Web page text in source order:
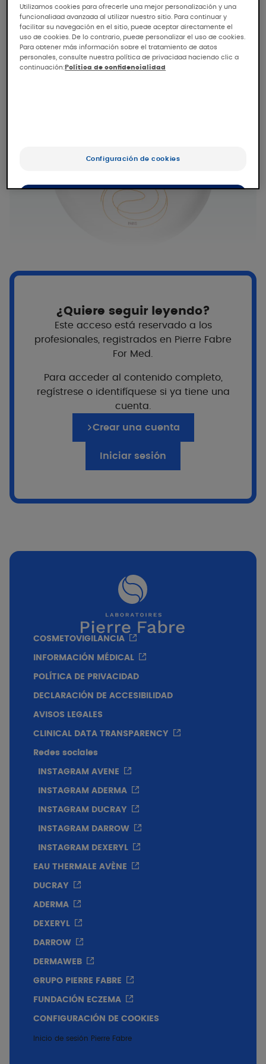
¿Para quién?
PVP Recomendado
Textura
Crema compacta.
¿Quiere seguir leyendo?
Este acceso está reservado a los
profesionales, registrados en Pierre Fabre
For Med.
Para acceder al contenido completo,
regístrese o identifíquese si ya tiene una
cuenta.
Crear una cuenta
Iniciar sesión
COSMETOVIGILANCIA
INFORMACIÓN MÉDICAL
POLÍTICA DE PRIVACIDAD
DECLARACIÓN DE ACCESIBILIDAD
AVISOS LEGALES
CLINICAL DATA TRANSPARENCY
Redes sociales
INSTAGRAM AVENE
INSTAGRAM ADERMA
INSTAGRAM DUCRAY
INSTAGRAM DARROW
INSTAGRAM DEXERYL
EAU THERMALE AVÈNE
DUCRAY
ADERMA
DEXERYL
DARROW
DERMAWEB
GRUPO PIERRE FABRE
FUNDACIÓN ECZEMA
CONFIGURACIÓN DE COOKIES
Inicio de sesión Pierre Fabre
Utilizamos cookies para ofrecerle una mejor personalización y una
funcionalidad avanzada al utilizar nuestro sitio. Para continuar y
facilitar su navegación en el sitio, puede aceptar directamente el
uso de cookies. De lo contrario, puede personalizar el uso de cookies.
Para obtener más información sobre el tratamiento de datos
personales, consulte nuestra política de privacidad haciendo clic a
continuación: Política de confidencialidad
Configuración de cookies
Sólo lo esencial